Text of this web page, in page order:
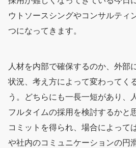
ウトソースシングやコンサルティ
つになってきます。
人材を内部で確保するのか、外部
状況、考え方によって変わってく
う。どちらにも一長一短があり、
フルタイムの採用を検討するかと
コミットを得られ、場合によって
や社内のコミュニケーションの円